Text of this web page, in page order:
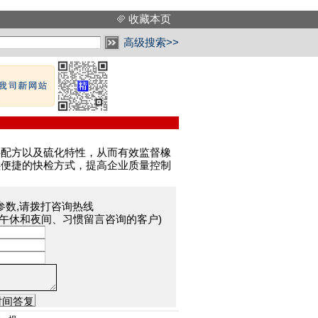
收藏本页
高级搜索>>
方以及硫化特性，从而有效监督橡
捷的快检方式，提高企业质量控制
数,请拨打咨询热线
休和夜间、习惯留言咨询的客户)